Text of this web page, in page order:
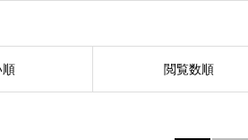
順 閲覧数順